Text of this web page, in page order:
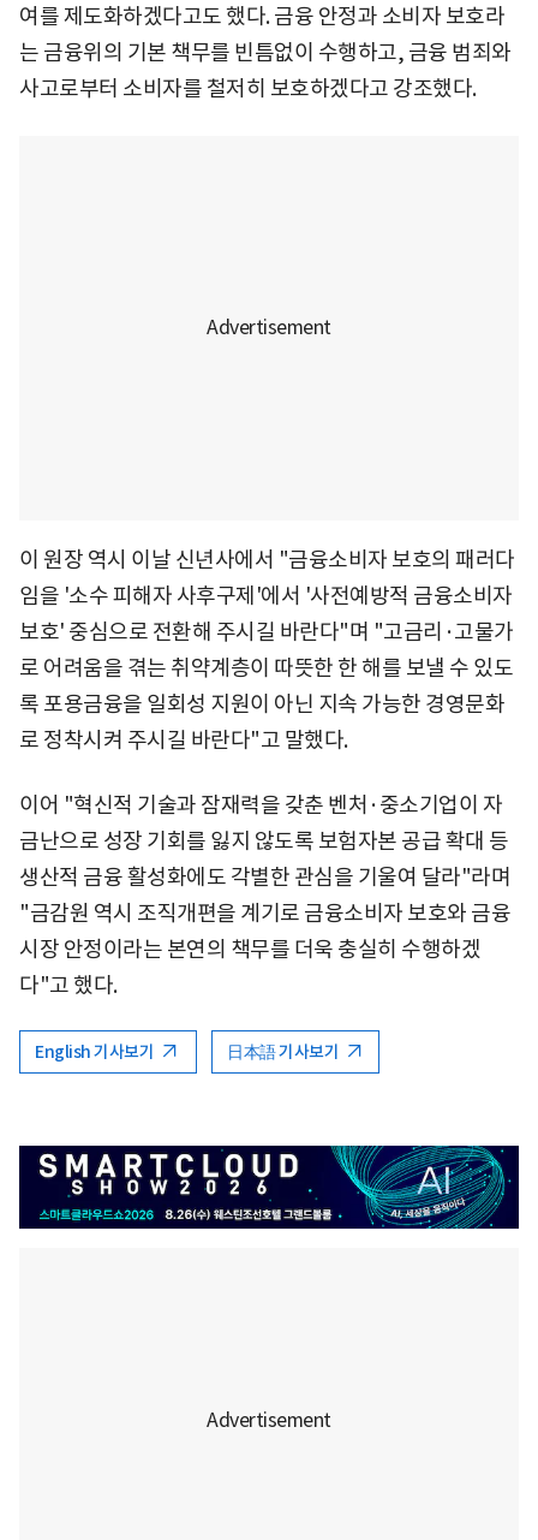
여를 제도화하겠다고도 했다. 금융 안정과 소비자 보호라
는 금융위의 기본 책무를 빈틈없이 수행하고, 금융 범죄와
사고로부터 소비자를 철저히 보호하겠다고 강조했다.
이 원장 역시 이날 신년사에서 "금융소비자 보호의 패러다
임을 '소수 피해자 사후구제'에서 '사전예방적 금융소비자
보호' 중심으로 전환해 주시길 바란다"며 "고금리·고물가
로 어려움을 겪는 취약계층이 따뜻한 한 해를 보낼 수 있도
록 포용금융을 일회성 지원이 아닌 지속 가능한 경영문화
로 정착시켜 주시길 바란다"고 말했다.
이어 "혁신적 기술과 잠재력을 갖춘 벤처·중소기업이 자
금난으로 성장 기회를 잃지 않도록 보험자본 공급 확대 등
생산적 금융 활성화에도 각별한 관심을 기울여 달라"라며
"금감원 역시 조직개편을 계기로 금융소비자 보호와 금융
시장 안정이라는 본연의 책무를 더욱 충실히 수행하겠
다"고 했다.
English 기사보기 日本語 기사보기